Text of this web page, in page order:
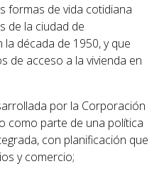
formas de vida cotidiana
de la ciudad de
década de 1950, y que
de acceso a la vivienda en
por la Corporación
como parte de una política
con planificación que
y comercio;